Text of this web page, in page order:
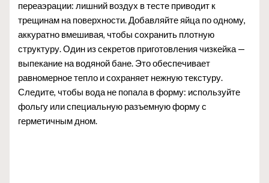
переаэрации: лишний воздух в тесте приводит к
трещинам на поверхности. Добавляйте яйца по одному,
аккуратно вмешивая, чтобы сохранить плотную
структуру. Один из секретов приготовления чизкейка —
выпекание на водяной бане. Это обеспечивает
равномерное тепло и сохраняет нежную текстуру.
Следите, чтобы вода не попала в форму: используйте
фольгу или специальную разъемную форму с
герметичным дном.